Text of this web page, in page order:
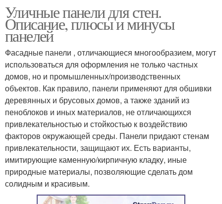
Уличные панели для стен.
Описание, плюсы и минусы
панелей
Фасадные панели , отличающиеся многообразием, могут
использоваться для оформления не только частных
домов, но и промышленных/производственных
объектов. Как правило, панели применяют для обшивки
деревянных и брусовых домов, а также зданий из
пеноблоков и иных материалов, не отличающихся
привлекательностью и стойкостью к воздействию
факторов окружающей среды. Панели придают стенам
привлекательности, защищают их. Есть варианты,
имитирующие каменную/кирпичную кладку, иные
природные материалы, позволяющие сделать дом
солидным и красивым.